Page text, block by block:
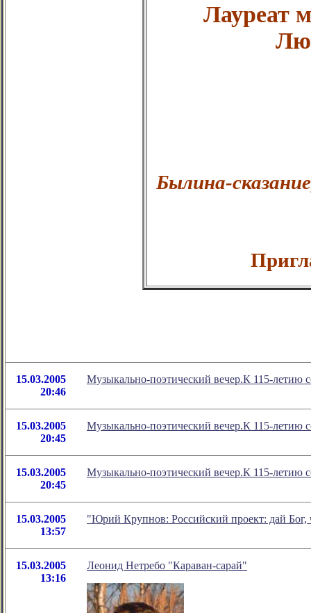
Лауреат
Былина-
15.03.2005
20:46
Музыкально-поэтический вечер.К 115-летию
15.03.2005
20:45
Музыкально-поэтический вечер.К 115-летию
15.03.2005
20:45
Музыкально-поэтический вечер.К 115-летию
15.03.2005
13:57
"Юрий Крупнов: Российский проект: дай Бог,
15.03.2005
13:16
Леонид Нетребо "Караван-сарай"